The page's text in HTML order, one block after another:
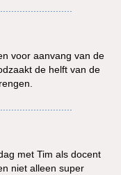
voor aanvang van de
de helft van de
met Tim als docent
niet alleen super